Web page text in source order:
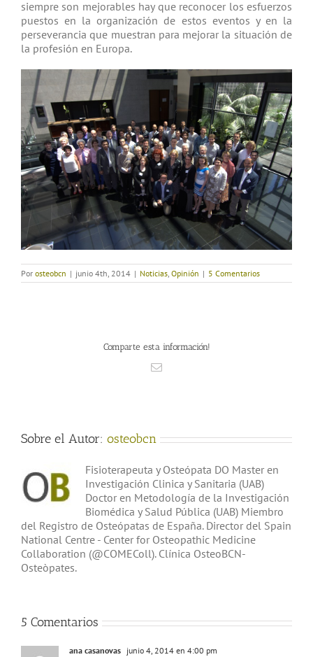
siempre son mejorables hay que reconocer los esfuerzos
puestos en la organización de estos eventos y en la
perseverancia que muestran para mejorar la situación de
la profesión en Europa.
Por osteobcn | junio 4th, 2014 | Noticias, Opinión | 5 Comentarios
Comparte esta información!
Correo
Sobre el Autor: osteobcn
Fisioterapeuta y Osteópata DO Master en
Investigación Clinica y Sanitaria (UAB)
Doctor en Metodología de la Investigación
Biomédica y Salud Pública (UAB) Miembro
del Registro de Osteópatas de España. Director del Spain
National Centre - Center for Osteopathic Medicine
Collaboration (@COMEColl). Clínica OsteoBCN-
Osteòpates.
5 Comentarios
ana casanovas junio 4, 2014 en 4:00 pm